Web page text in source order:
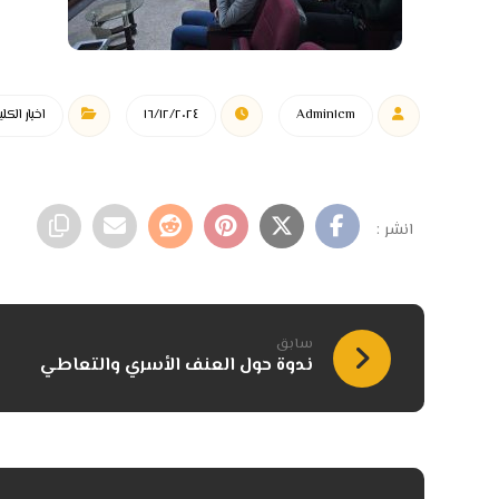
Admin١cm ١٦/١٢/٢٠٢٤ اخبار
سابق
ندوة حول العنف الأسري والتعاطي